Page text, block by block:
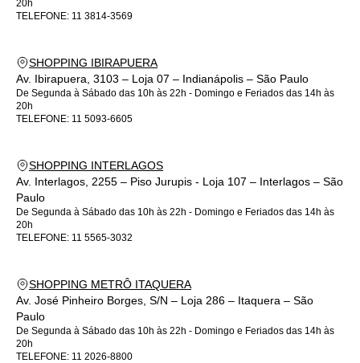
20h
TELEFONE: 11 3814-3569
SHOPPING IBIRAPUERA
Av. Ibirapuera, 3103 – Loja 07 – Indianápolis – São Paulo
De Segunda à Sábado das 10h às 22h - Domingo e Feriados das 14h às
20h
TELEFONE: 11 5093-6605
SHOPPING INTERLAGOS
Av. Interlagos, 2255 – Piso Jurupis - Loja 107 – Interlagos – São
Paulo
De Segunda à Sábado das 10h às 22h - Domingo e Feriados das 14h às
20h
TELEFONE: 11 5565-3032
SHOPPING METRÔ ITAQUERA
Av. José Pinheiro Borges, S/N – Loja 286 – Itaquera – São
Paulo
De Segunda à Sábado das 10h às 22h - Domingo e Feriados das 14h às
20h
TELEFONE: 11 2026-8800